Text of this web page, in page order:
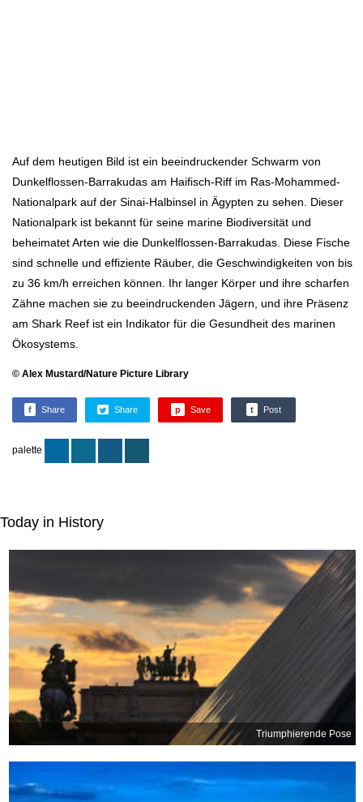
Auf dem heutigen Bild ist ein beeindruckender Schwarm von
Dunkelflossen-Barrakudas am Haifisch-Riff im Ras-Mohammed-
Nationalpark auf der Sinai-Halbinsel in Ägypten zu sehen. Dieser
Nationalpark ist bekannt für seine marine Biodiversität und
beheimatet Arten wie die Dunkelflossen-Barrakudas. Diese Fische
sind schnelle und effiziente Räuber, die Geschwindigkeiten von bis
zu 36 km/h erreichen können. Ihr langer Körper und ihre scharfen
Zähne machen sie zu beeindruckenden Jägern, und ihre Präsenz
am Shark Reef ist ein Indikator für die Gesundheit des marinen
Ökosystems.
© Alex Mustard/Nature Picture Library
f Share Share p Save t Post
palette
Today in History
Triumphierende Pose